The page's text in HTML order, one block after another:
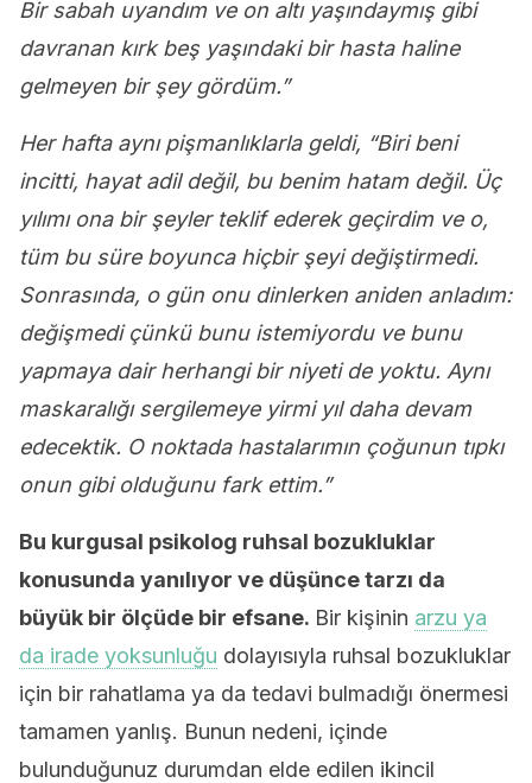
Bir sabah uyandım ve on altı yaşındaymış gibi
davranan kırk beş yaşındaki bir hasta haline
gelmeyen bir şey gördüm.”
Her hafta aynı pişmanlıklarla geldi, “Biri beni
incitti, hayat adil değil, bu benim hatam değil. Üç
yılımı ona bir şeyler teklif ederek geçirdim ve o,
tüm bu süre boyunca hiçbir şeyi değiştirmedi.
Sonrasında, o gün onu dinlerken aniden anladım:
değişmedi çünkü bunu istemiyordu ve bunu
yapmaya dair herhangi bir niyeti de yoktu. Aynı
maskaralığı sergilemeye yirmi yıl daha devam
edecektik. O noktada hastalarımın çoğunun tıpkı
onun gibi olduğunu fark ettim.”
Bu kurgusal psikolog ruhsal bozukluklar
konusunda yanılıyor ve düşünce tarzı da
büyük bir ölçüde bir efsane. Bir kişinin arzu ya
da irade yoksunluğu dolayısıyla ruhsal bozukluklar
için bir rahatlama ya da tedavi bulmadığı önermesi
tamamen yanlış. Bunun nedeni, içinde
bulunduğunuz durumdan elde edilen ikincil